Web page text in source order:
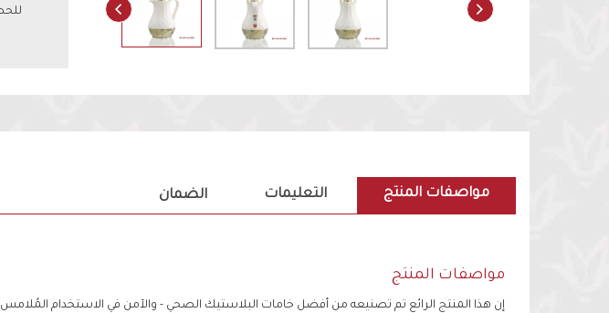
مواصفات المنتج التعليمات الضمان
مواصفات المنتج
إن هذا المنتج الرائع تم تصنيعه من أفضل خامات البلاستيك الصحي - والآمن في الاستخدام